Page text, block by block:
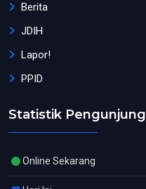
Berita
JDIH
Lapor!
PPID
Statistik Pengunjung
Online Sekarang